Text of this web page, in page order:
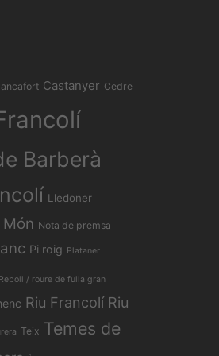
Castanyer Cedre
Barberà
Lledoner
Nota de premsa
Pi roig Plataner
Reboll / roure de fulla gran
Riu Francolí Riu
Teix Temes de